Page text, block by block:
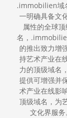
.immobilien域
一明确具备文
属性的全球
名，
的推出致力增
持艺术产业在
力的顶级域名
提供可增强并
术产业在线影
顶级域名，为
文化界服务